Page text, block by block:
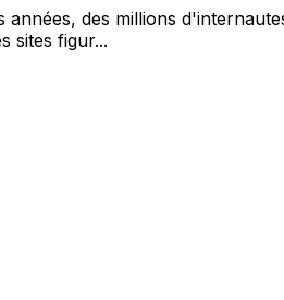
années, des millions
sites figur...